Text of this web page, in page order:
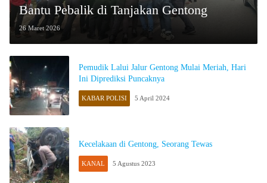
Bantu Pebalik di Tanjakan Gentong
26 Maret 2026
Pemudik Lalui Jalur Gentong Mulai Meriah, Hari
Ini Diprediksi Puncaknya
KABAR POLISI 5 April 2024
Kecelakaan di Gentong, Seorang Tewas
KANAL 5 Agustus 2023